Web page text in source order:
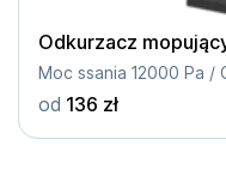
Odkurzacz
od 136 zł